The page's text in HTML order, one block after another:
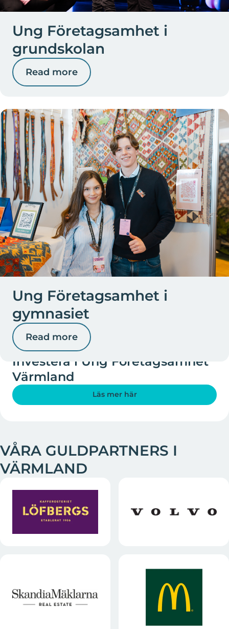
Ung Företagsamhet i
grundskolan
Read more
Ung Företagsamhet i
gymnasiet
Read more
DU KAN GÖRA SKILLNAD
Investera i Ung Företagsamhet
Värmland
Läs mer här
VÅRA GULDPARTNERS I
VÄRMLAND